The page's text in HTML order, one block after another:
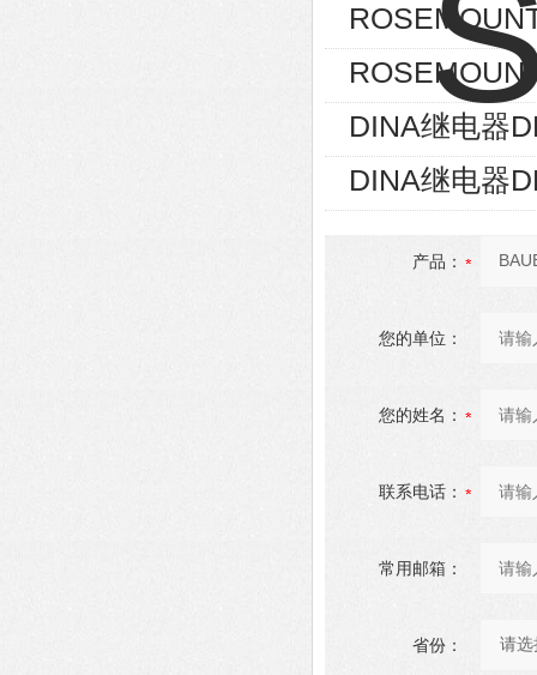
DINA继电器
DINA继电器
产品：
您的单位：
您的姓名：
联系电话：
常用邮箱：
省份：